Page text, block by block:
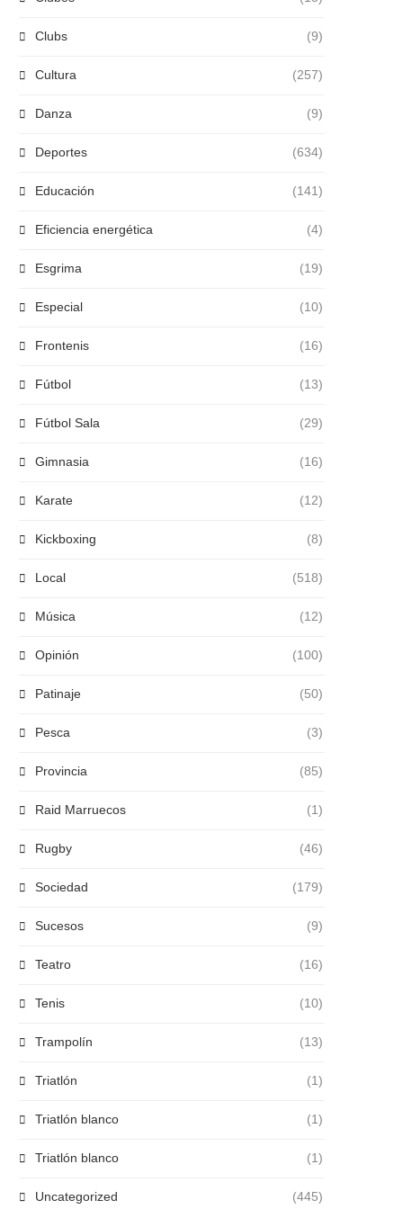
Clubs (9)
Cultura (257)
Danza (9)
Deportes (634)
Educación (141)
Eficiencia energética (4)
Esgrima (19)
Especial (10)
Frontenis (16)
Fútbol (13)
Fútbol Sala (29)
Gimnasia (16)
Karate (12)
Kickboxing (8)
Local (518)
Música (12)
Opinión (100)
Patinaje (50)
Pesca (3)
Provincia (85)
Raid Marruecos (1)
Rugby (46)
Sociedad (179)
Sucesos (9)
Teatro (16)
Tenis (10)
Trampolín (13)
Triatlón (1)
Triatlón blanco (1)
Triatlón blanco (1)
Uncategorized (445)